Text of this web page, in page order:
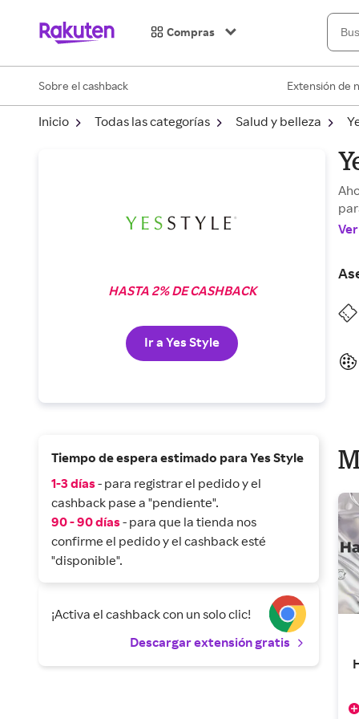
Compras
Sobre el cashback Extensión de
Inicio Todas las categorías Salud y belleza
HASTA 2% DE CASHBACK
Ir a Yes Style
Tiempo de espera estimado para Yes Style
1-3 días- para registrar el pedido y el
cashback pase a "pendiente".
90 - 90 días- para que la tienda nos
confirme el pedido y el cashback esté
"disponible".
¡Activa el cashback con un solo clic!
Descargar extensión gratis